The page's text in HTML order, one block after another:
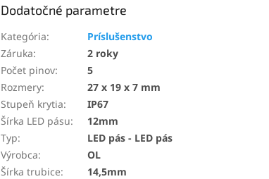
Dodatočné parametre
Kategória:
Príslušenstvo
Záruka:
2 roky
Počet pinov:
5
Rozmery:
27 x 19 x 7 mm
Stupeň krytia:
IP67
Šírka LED pásu:
12mm
Typ:
LED pás - LED pás
Výrobca:
OL
Šírka trubice: 14,5mm